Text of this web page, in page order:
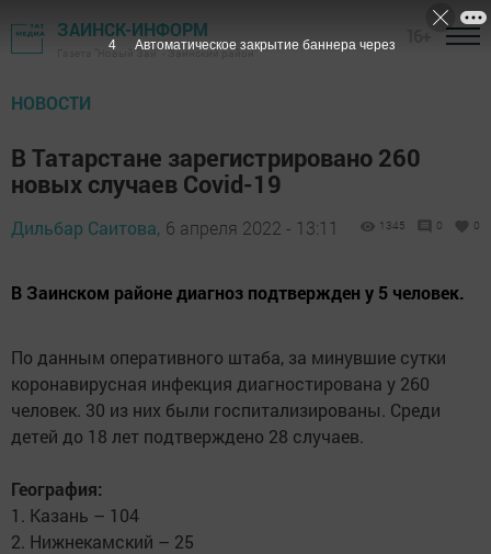
ЗАИНСК-ИНФОРМ
Газета "Новый Зай" - Заинский район
НОВОСТИ
В Татарстане зарегистрировано 260
новых случаев Covid-19
Дильбар Саитова, 6 апреля 2022 - 13:11 1345 0 0
В Заинском районе диагноз подтвержден у 5 человек.
По данным оперативного штаба, за минувшие сутки
коронавирусная инфекция диагностирована у 260
человек. 30 из них были госпитализированы. Среди
детей до 18 лет подтверждено 28 случаев.
География:
1. Казань – 104
2. Нижнекамский – 25
3 Автоматическое закрытие баннера через